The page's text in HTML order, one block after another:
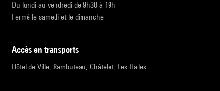
Du lundi au vendredi de 9h30 à 19h
Fermé le samedi et le dimanche
accès en transports
Hôtel de Ville, Rambuteau, Châtelet, Les Halles